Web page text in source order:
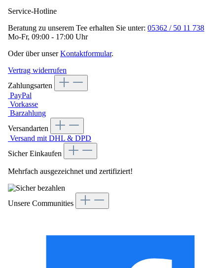
Service-Hotline
Beratung zu unserem Tee erhalten Sie unter: 05362 / 50 11 738
Mo-Fr, 09:00 - 17:00 Uhr
Oder über unserKontaktformular.
Vertrag widerrufen
Zahlungsarten
PayPal
Vorkasse
Barzahlung
Versandarten
Versand mit DHL & DPD
Sicher Einkaufen
Mehrfach ausgezeichnet und zertifiziert!
Unsere Communities